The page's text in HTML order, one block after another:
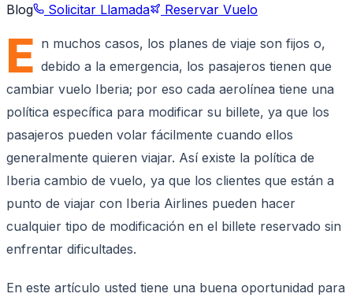
Blog Solicitar Llamada Reservar Vuelo
E n muchos casos, los planes de viaje son fijos o,
debido a la emergencia, los pasajeros tienen que
cambiar vuelo Iberia; por eso cada aerolínea tiene una
política específica para modificar su billete, ya que los
pasajeros pueden volar fácilmente cuando ellos
generalmente quieren viajar. Así existe la política de
Iberia cambio de vuelo, ya que los clientes que están a
punto de viajar con Iberia Airlines pueden hacer
cualquier tipo de modificación en el billete reservado sin
enfrentar dificultades.
En este artículo usted tiene una buena oportunidad para